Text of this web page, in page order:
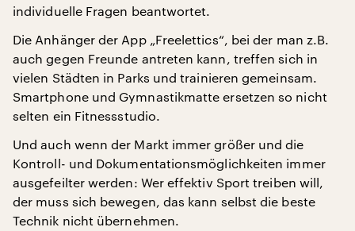
individuelle Fragen beantwortet.
Die Anhänger der App „Freelettics“, bei der man z.B.
auch gegen Freunde antreten kann, treffen sich in
vielen Städten in Parks und trainieren gemeinsam.
Smartphone und Gymnastikmatte ersetzen so nicht
selten ein Fitnessstudio.
Und auch wenn der Markt immer größer und die
Kontroll- und Dokumentationsmöglichkeiten immer
ausgefeilter werden: Wer effektiv Sport treiben will,
der muss sich bewegen, das kann selbst die beste
Technik nicht übernehmen.